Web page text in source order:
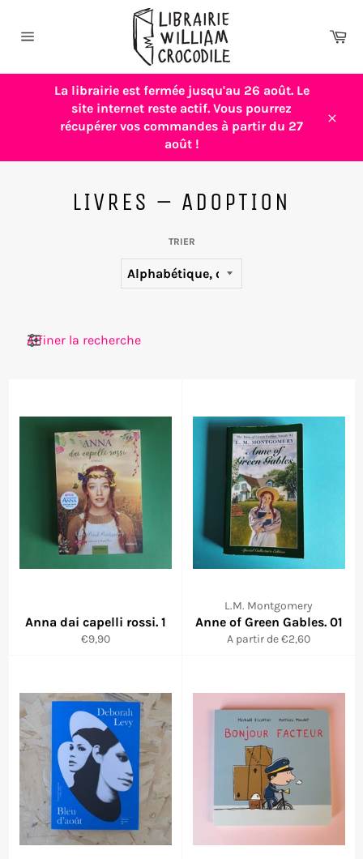
contenu
La librairie est fermée jusqu'au 26 août. Le
site internet reste actif. Vous pourrez
récupérer vos commandes à partir du 27
août !
LIVRES – ADOPTION
TRIER
Filtres
Anna dai capelli rossi. 1
Prix
€9,90
L.M. Montgomery
Anne of Green Gables. 01
A partir de €2,60